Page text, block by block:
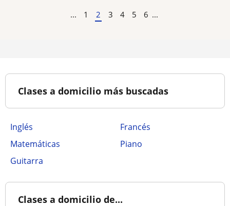
... 1 2 3 4 5 6 ...
Clases a domicilio más buscadas
Inglés
Francés
Matemáticas
Piano
Guitarra
Clases a domicilio de...